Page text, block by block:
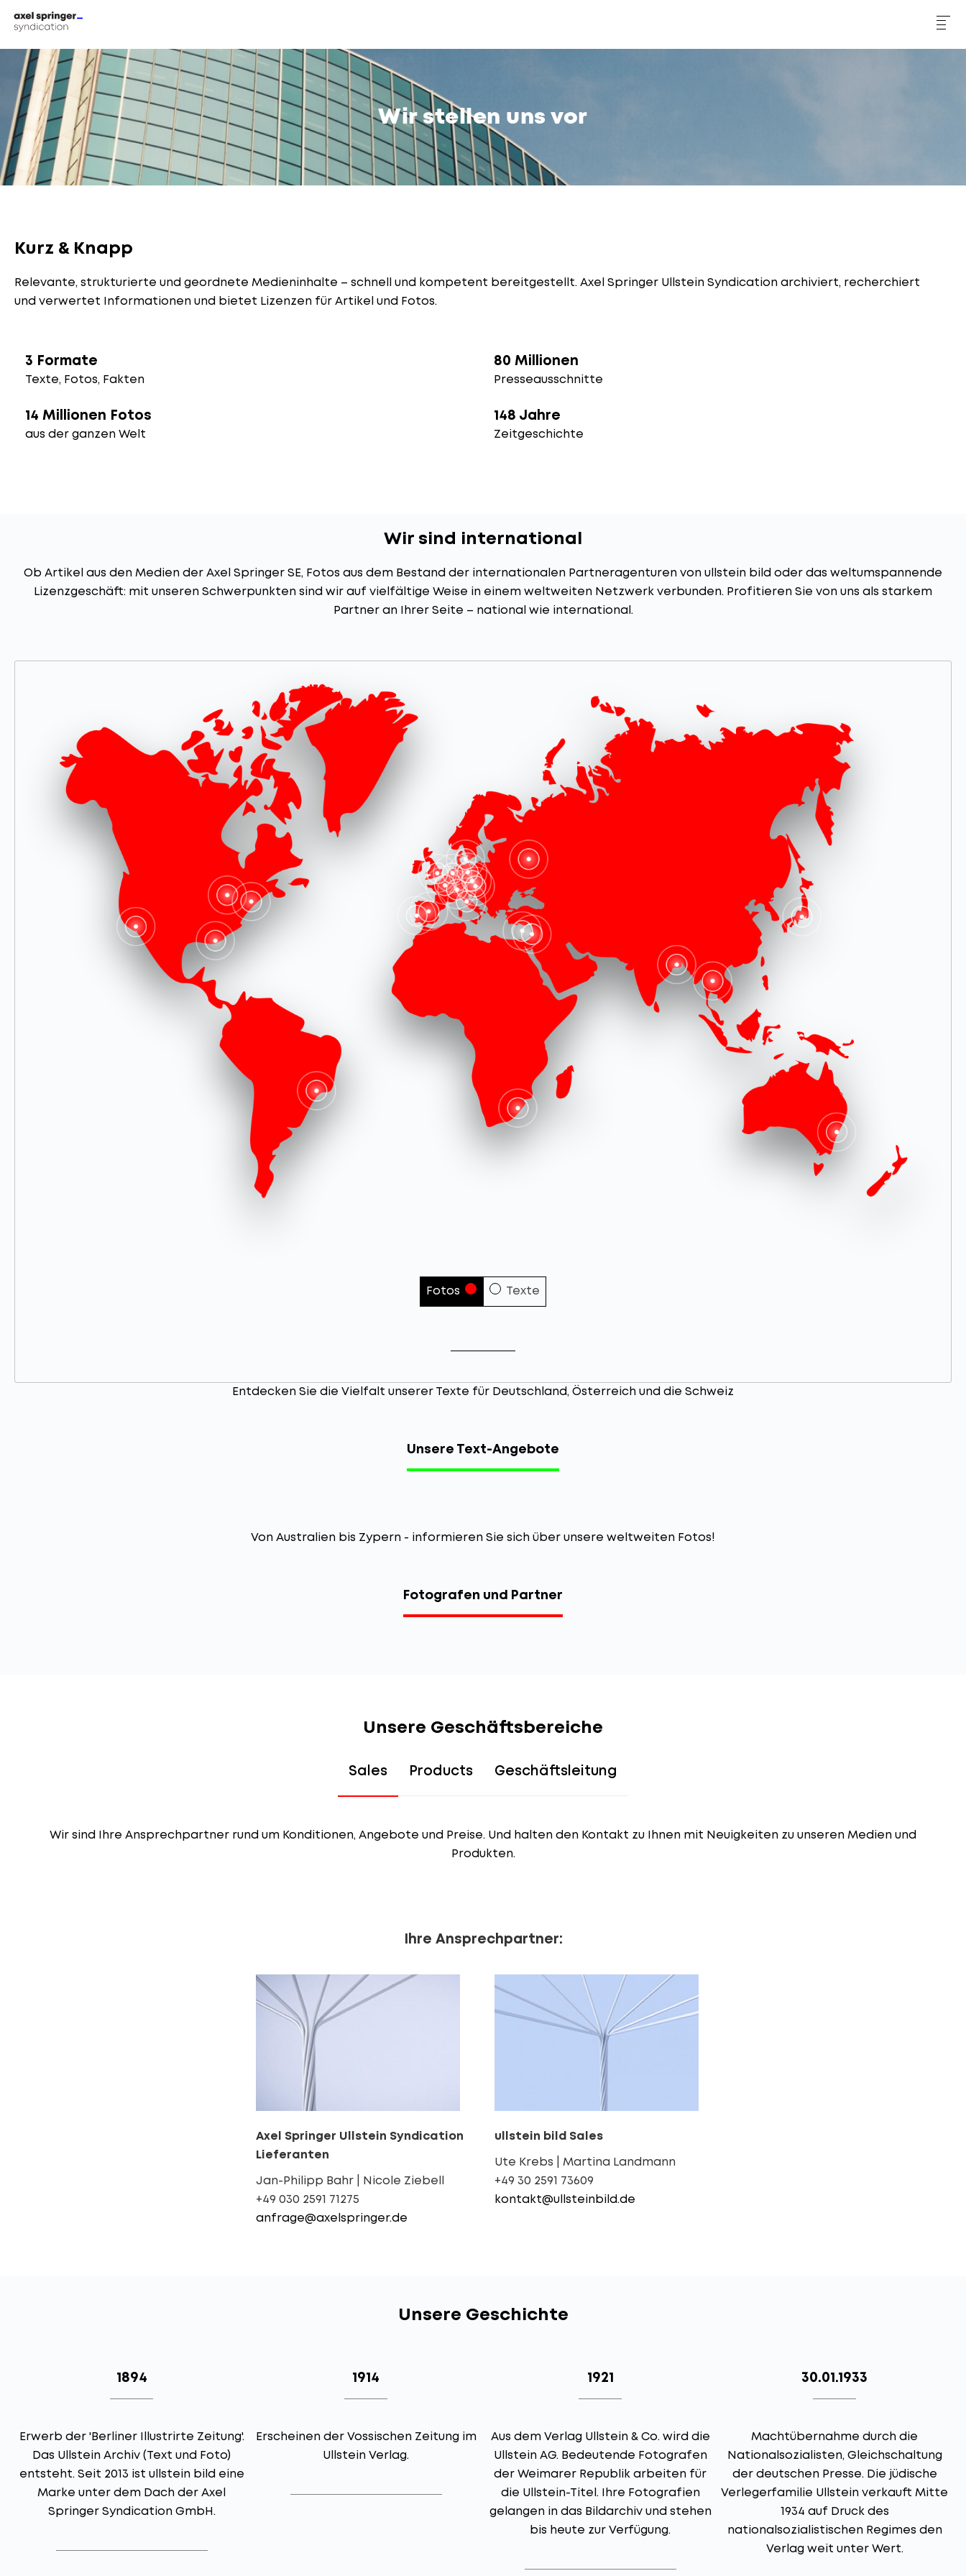
Direkt
zum
Inhalt
Wir stellen uns vor
Kurz & Knapp
Relevante, strukturierte und geordnete Medieninhalte – schnell und kompetent bereitgestellt. Axel Springer Ullstein Syndication archiviert, recherchiert
und verwertet Informationen und bietet Lizenzen für Artikel und Fotos.
3 Formate
Texte, Fotos, Fakten
80 Millionen
Presseausschnitte
14 Millionen Fotos
aus der ganzen Welt
148 Jahre
Zeitgeschichte
Wir sind international
Ob Artikel aus den Medien der Axel Springer SE, Fotos aus dem Bestand der internationalen Partneragenturen von ullstein bild oder das weltumspannende
Lizenzgeschäft: mit unseren Schwerpunkten sind wir auf vielfältige Weise in einem weltweiten Netzwerk verbunden. Profitieren Sie von uns als starkem
Partner an Ihrer Seite – national wie international.
Fotos Texte
Entdecken Sie die Vielfalt unserer Texte für Deutschland, Österreich und die Schweiz
Unsere Text-Angebote
Von Australien bis Zypern - informieren Sie sich über unsere weltweiten Fotos!
Fotografen und Partner
Unsere Geschäftsbereiche
Sales Products Geschäftsleitung
Wir sind Ihre Ansprechpartner rund um Konditionen, Angebote und Preise. Und halten den Kontakt zu Ihnen mit Neuigkeiten zu unseren Medien und
Produkten.
Ihre Ansprechpartner:
Axel Springer Ullstein Syndication
Lieferanten
Jan-Philipp Bahr | Nicole Ziebell
+49 030 2591 71275
anfrage@axelspringer.de
ullstein bild Sales
Ute Krebs | Martina Landmann
+49 30 2591 73609
kontakt@ullsteinbild.de
Unsere Geschichte
1894
Erwerb der 'Berliner Illustrirte Zeitung'.
Das Ullstein Archiv (Text und Foto)
entsteht. Seit 2013 ist ullstein bild eine
Marke unter dem Dach der Axel
Springer Syndication GmbH.
1914
Erscheinen der Vossischen Zeitung im
Ullstein Verlag.
1921
Aus dem Verlag Ullstein & Co. wird die
Ullstein AG. Bedeutende Fotografen
der Weimarer Republik arbeiten für
die Ullstein-Titel. Ihre Fotografien
gelangen in das Bildarchiv und stehen
bis heute zur Verfügung.
30.01.1933
Machtübernahme durch die
Nationalsozialisten, Gleichschaltung
der deutschen Presse. Die jüdische
Verlegerfamilie Ullstein verkauft Mitte
1934 auf Druck des
nationalsozialistischen Regimes den
Verlag weit unter Wert.